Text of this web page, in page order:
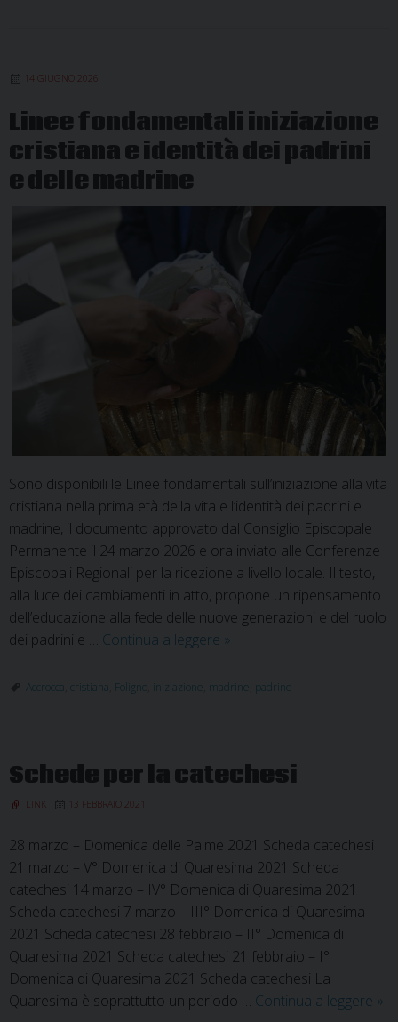
14 GIUGNO 2026
Linee fondamentali iniziazione
cristiana e identità dei padrini
e delle madrine
Sono disponibili le Linee fondamentali sull’iniziazione alla vita
cristiana nella prima età della vita e l’identità dei padrini e
madrine, il documento approvato dal Consiglio Episcopale
Permanente il 24 marzo 2026 e ora inviato alle Conferenze
Episcopali Regionali per la ricezione a livello locale. Il testo,
alla luce dei cambiamenti in atto, propone un ripensamento
dell’educazione alla fede delle nuove generazioni e del ruolo
dei padrini e … Continua a leggere Linee
iniziazione
dei
delle
madrine
»
Accrocca cristiana Foligno iniziazione madrine padrine
Schede per la catechesi
LINK 13 FEBBRAIO 2021
28 marzo – Domenica delle Palme 2021 Scheda catechesi
21 marzo – V° Domenica di Quaresima 2021 Scheda
catechesi 14 marzo – IV° Domenica di Quaresima 2021
Scheda catechesi 7 marzo – III° Domenica di Quaresima
2021 Scheda catechesi 28 febbraio – II° Domenica di
Quaresima 2021 Scheda catechesi 21 febbraio – I°
Domenica di Quaresima 2021 Scheda catechesi La
Quaresima è soprattutto un periodo … Continua a leggere »